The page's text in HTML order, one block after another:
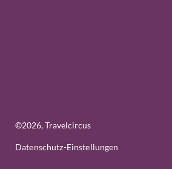
©2026, Travelcircus
Datenschutz-Einstellungen